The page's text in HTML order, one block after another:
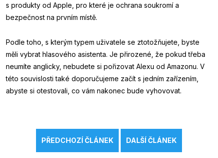
s produkty od Apple, pro které je ochrana soukromí a
bezpečnost na prvním místě.
Podle toho, s kterým typem uživatele se ztotožňujete, byste
měli vybrat hlasového asistenta. Je přirozené, že pokud třeba
neumíte anglicky, nebudete si pořizovat Alexu od Amazonu. V
této souvislosti také doporučujeme začít s jedním zařízením,
abyste si otestovali, co vám nakonec bude vyhovovat.
PŘEDCHOZÍ ČLÁNEK DALŠÍ ČLÁNEK